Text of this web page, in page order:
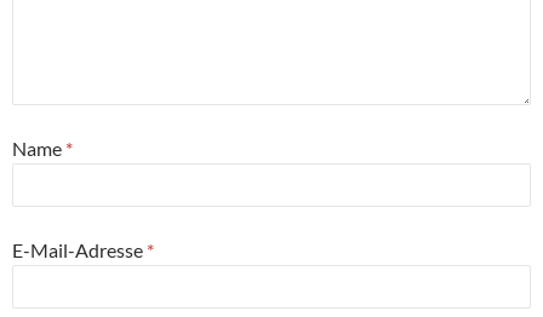
Name *
E-Mail-Adresse *